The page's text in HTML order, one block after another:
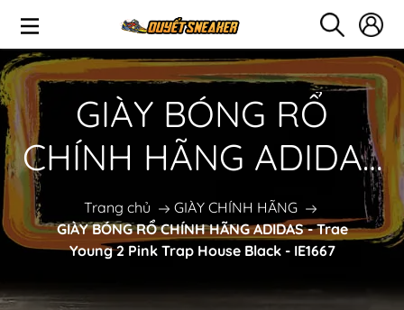
GIÀY BÓNG RỔ
CHÍNH HÃNG ADIDAS
- Trae Young 2 Pink
Trap House Black -
IE1667
Trang chủ
GIÀY CHÍNH HÃNG
GIÀY BÓNG RỔ CHÍNH HÃNG ADIDAS - Trae
Young 2 Pink Trap House Black - IE1667